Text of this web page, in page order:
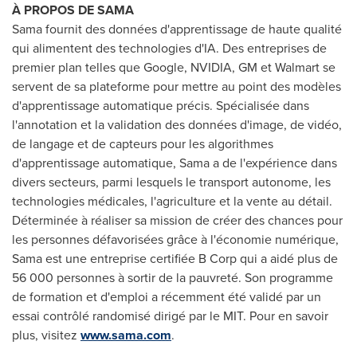
À PROPOS DE SAMA
Sama fournit des données d'apprentissage de haute qualité
qui alimentent des technologies d'IA. Des entreprises de
premier plan telles que Google, NVIDIA, GM et Walmart se
servent de sa plateforme pour mettre au point des modèles
d'apprentissage automatique précis. Spécialisée dans
l'annotation et la validation des données d'image, de vidéo,
de langage et de capteurs pour les algorithmes
d'apprentissage automatique, Sama a de l'expérience dans
divers secteurs, parmi lesquels le transport autonome, les
technologies médicales, l'agriculture et la vente au détail.
Déterminée à réaliser sa mission de créer des chances pour
les personnes défavorisées grâce à l'économie numérique,
Sama est une entreprise certifiée B Corp qui a aidé plus de
56 000 personnes à sortir de la pauvreté. Son programme
de formation et d'emploi a récemment été validé par un
essai contrôlé randomisé dirigé par le MIT. Pour en savoir
plus, visitez www.sama.com.